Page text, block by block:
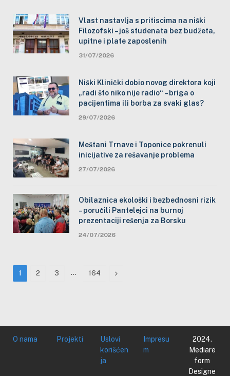
Vlast nastavlja s pritiscima na niški
Filozofski – još studenata bez budžeta,
upitne i plate zaposlenih
31/07/2026
Niški Klinički dobio novog direktora koji
„radi što niko nije radio“ – briga o
pacijentima ili borba za svaki glas?
29/07/2026
Meštani Trnave i Toponice pokrenuli
inicijative za rešavanje problema
27/07/2026
Obilaznica ekološki i bezbednosni rizik
– poručili Pantelejci na burnoj
prezentaciji rešenja za Borsku
24/07/2026
1 2 3 … 164 Next
O nama Projekti
Uslovi
korišćen
ja
Impresu
m
2024.
Mediare
form
Designe